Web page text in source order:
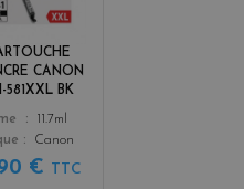
CANON
581XXL BK
c
k
11.7ml
Canon
€ TTC